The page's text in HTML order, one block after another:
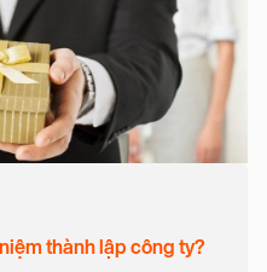
thành lập công ty?